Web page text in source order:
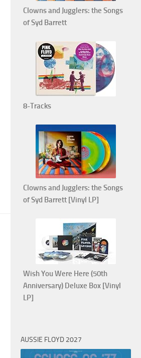
Clowns and Jugglers: the Songs
of Syd Barrett
8-Tracks
Clowns and Jugglers: the Songs
of Syd Barrett [Vinyl LP]
Wish You Were Here (50th
Anniversary) Deluxe Box [Vinyl
LP]
AUSSIE FLOYD 2027